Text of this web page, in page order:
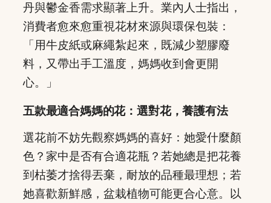
丹與鬱金香需求顯著上升。業內人士指出，
消費者愈來愈重視花材來源與環保包裝：
「用牛皮紙或麻繩紮起來，既減少塑膠廢
料，又帶出手工溫度，媽媽收到會更開
心。」
五款最適合媽媽的花：選對花，養護有法
選花前不妨先觀察媽媽的喜好：她愛什麼顏
色？家中是否有合適花瓶？若她總是把花養
到枯萎才捨得丟棄，耐放的品種最理想；若
她喜歡新鮮感，盆栽植物可能更合心意。以